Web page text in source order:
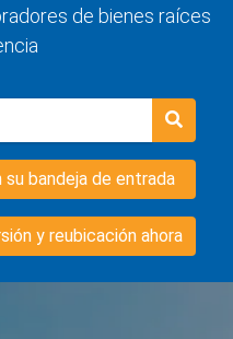
de bienes raíces
bandeja de entrada
y reubicación ahora